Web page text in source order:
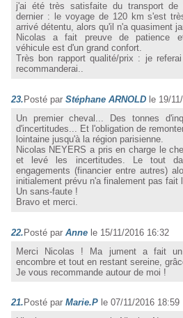
j'ai été très satisfaite du transport
dernier : le voyage de 120 km s'est
arrivé détentu, alors qu'il n'a quasiment
Nicolas a fait preuve de patience
véhicule est d'un grand confort.
Très bon rapport qualité/prix : je
recommanderai..
23. Posté par Stéphane ARNOLD le 19/
Un premier cheval... Des tonnes
d'incertitudes... Et l'obligation de
lointaine jusqu'à la région parisienne.
Nicolas NEYERS a pris en charge le
et levé les incertitudes. Le tout
engagements (financier entre autres)
initialement prévu n'a finalement pas fait
Un sans-faute !
Bravo et merci.
22.Posté par Anne le 15/11/2016 16:32
Merci Nicolas ! Ma jument a fait
encombre et tout en restant sereine,
Je vous recommande autour de moi !
21. Posté par Marie.P le 07/11/2016 18:59